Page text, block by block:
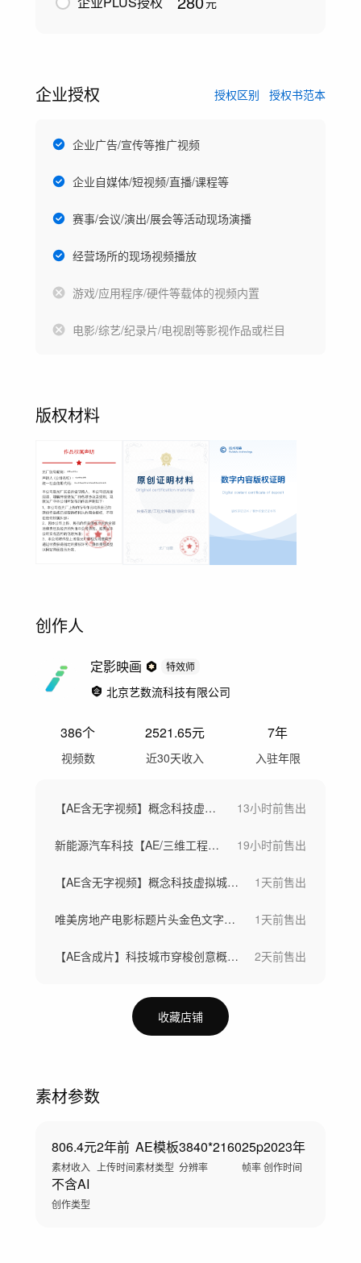
企业授权 授权区别 授权书范本
企业广告/宣传等推广视频
企业自媒体/短视频/直播/课程等
赛事/会议/演出/展会等活动现场演播
经营场所的现场视频播放
游戏/应用程序/硬件等载体的视频内置
电影/综艺/纪录片/电视剧等影视作品或栏目
版权材料
创作人
定影映画 特效师
北京艺数流科技有限公司
386个
视频数
2521.65元
近30天收入
7年
入驻年限
【AE含无字视频】概念科技虚拟城市芯片 13小时前售出
新能源汽车科技【AE/三维工程/成片】 19小时前售出
【AE含无字视频】概念科技虚拟城市芯片 1天前售出
唯美房地产电影标题片头金色文字标题字幕 1天前售出
【AE含成片】科技城市穿梭创意概念大数据 2天前售出
收藏店铺
素材参数
806.4元
素材收入
2年前
上传时间
AE模板
素材类型
3840*2160
分辨率
25p
帧率
2023年
创作时间
不含AI
创作类型